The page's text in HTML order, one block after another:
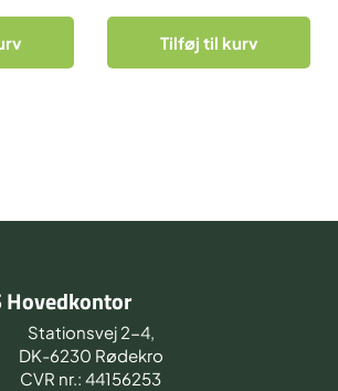
Tilføj til kurv
Hovedkontor
Stationsvej 2-4,
DK-6230 Rødekro
CVR nr.: 44156253